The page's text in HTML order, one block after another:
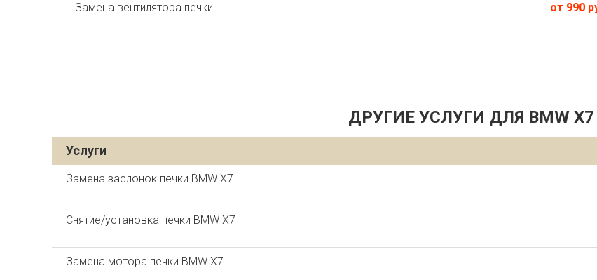
Замена вентилятора печки от 990
ДРУГИЕ УСЛУГИ ДЛЯ BMW X7
Услуги
Замена заслонок печки BMW X7
Снятие/установка печки BMW X7
Замена мотора печки BMW X7